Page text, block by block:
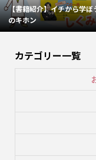
【書籍紹介】イチから学ぼ
のキホン
カテゴリー一覧